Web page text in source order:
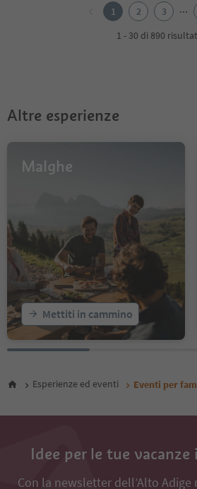
10
12
17
18
19
21
22
23
24
25
26
29
1 2 3 ...
1 - 30 di 890
Altre esperienze
Malghe
Mettiti in cammino
Esperienze ed eventi Eventi per
Idee per le tue
Con la newsletter dell’Alto Adige